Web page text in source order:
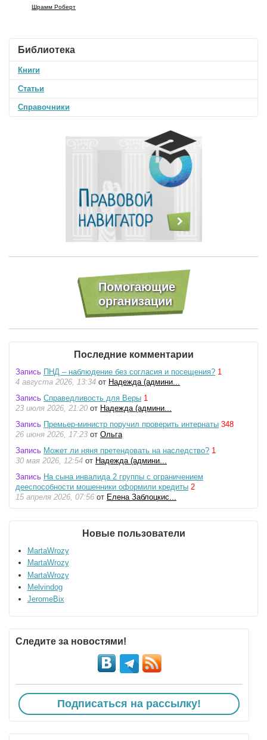
Шрамм Роберт
Библиотека
Книги
Статьи
Справочники
Последние комментарии
Запись ПНД – наблюдение без согласия и посещения? 1
4 августа 2026, 13:34 от Надежда (админи...
Запись Справедливость для Веры 1
23 июля 2026, 21:20 от Надежда (админи...
Запись Премьер-министр поручил проверить интернаты 348
26 июня 2026, 17:23 от Ольга
Запись Может ли няня претендовать на наследство? 1
30 мая 2026, 12:54 от Надежда (админи...
Запись На сына инвалида 2 группы с ограничением
дееспособности мошенники оформили кредиты 2
15 апреля 2026, 07:56 от Елена Заблоцкис...
Новые пользователи
MartaWrozy
MartaWrozy
MartaWrozy
Melvindog
JeromeBix
Следите за новостями!
Подписаться на рассылку!